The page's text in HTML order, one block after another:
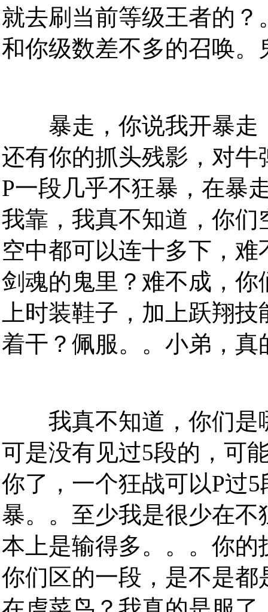
就去刷当前等级王者的
和你级数差不多的召唤
暴走，你说我开暴走
还有你的抓头残影，对牛
P一段几乎不狂暴，在暴
我靠，我真不知道，你
空中都可以连十多下，
剑魂的鬼里？难不成，
上时装鞋子，加上跃翔
着干？佩服。。小弟，
我真不知道，你们是
可是没有见过5段的，可
你了，一个狂战可以P过
暴。。至少我是很少在
本上是输得多。。。你
你们区的一段，是不是